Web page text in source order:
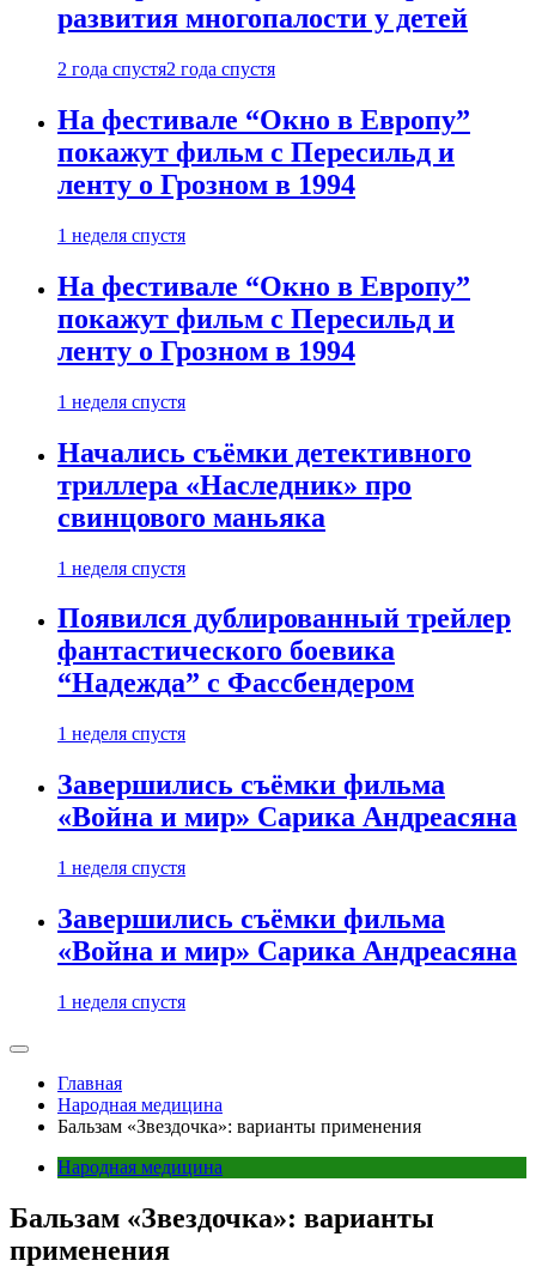
развития многопалости у детей
2 года спустя2 года спустя
На фестивале “Окно в Европу”
покажут фильм с Пересильд и
ленту о Грозном в 1994
1 неделя спустя
На фестивале “Окно в Европу”
покажут фильм с Пересильд и
ленту о Грозном в 1994
1 неделя спустя
Начались съёмки детективного
триллера «Наследник» про
свинцового маньяка
1 неделя спустя
Появился дублированный трейлер
фантастического боевика
“Надежда” с Фассбендером
1 неделя спустя
Завершились съёмки фильма
«Война и мир» Сарика Андреасяна
1 неделя спустя
Завершились съёмки фильма
«Война и мир» Сарика Андреасяна
1 неделя спустя
Главная
Народная медицина
Бальзам «Звездочка»: варианты применения
Народная медицина
Бальзам «Звездочка»: варианты
применения